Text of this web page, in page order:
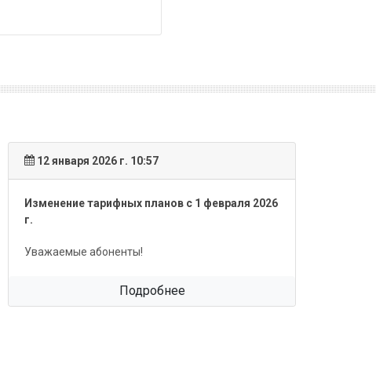
12 января 2026 г. 10:57
Изменение тарифных планов с 1 февраля 2026
г.
Уважаемые абоненты!
Подробнее